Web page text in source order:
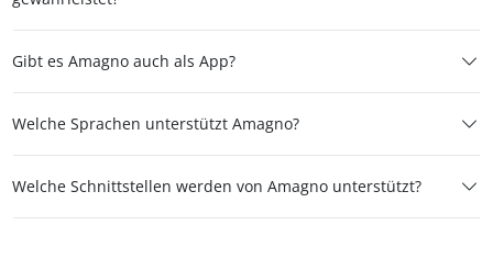
Gibt es Amagno auch als App?
Welche Sprachen unterstützt Amagno?
Welche Schnittstellen werden von Amagno unterstützt?